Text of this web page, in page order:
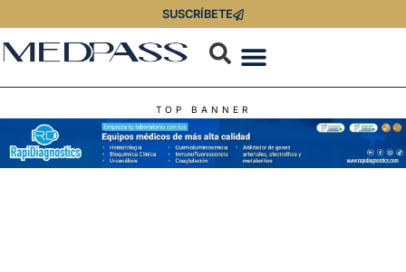
SUSCRÍBETE
TOP BANNER